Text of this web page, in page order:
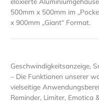
500mm x 500mm im
x 900mm „Giant“ Format.
Geschwindigkeitsanzeige,
– Die Funktionen unserer
vielseitige
Reminder, Limiter, Emotica